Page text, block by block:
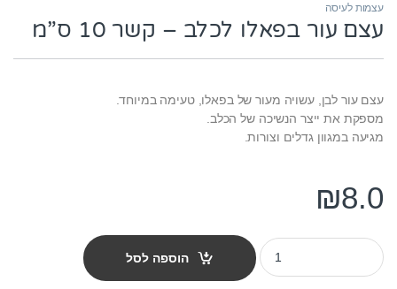
עצמות לעיסה
עצם עור בפאלו לכלב – קשר 10 ס”מ
עצם עור לבן, עשויה מעור של בפאלו, טעימה במיוחד.
מספקת את ייצר הנשיכה של הכלב.
מגיעה במגוון גדלים וצורות.
₪8.0
עצם עור בפאלו לכלב - קשר 10 ס"מ quantity
הוספה לסל